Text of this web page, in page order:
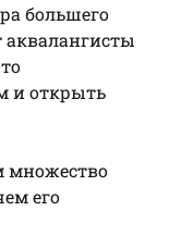
большего
аквалангисты
и открыть
множество
его